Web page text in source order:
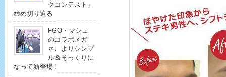
クコンテスト」
締め切り迫る
FGO・マシュ
のコラボメガ
ネ、よりシンプ
ル＆そっくりに
なって新登場！